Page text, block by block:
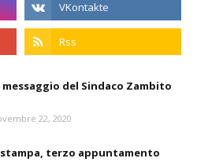
del Sindaco Zambito
22, 2020
terzo appuntamento